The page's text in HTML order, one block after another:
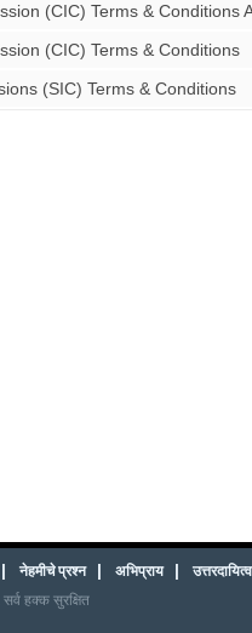
(CIC) Terms & Conditions
(CIC) Terms & Conditions
(SIC) Terms & Conditions
| नेहमीचे प्रश्न | अभिप्राय |
हक्क सुरक्षित